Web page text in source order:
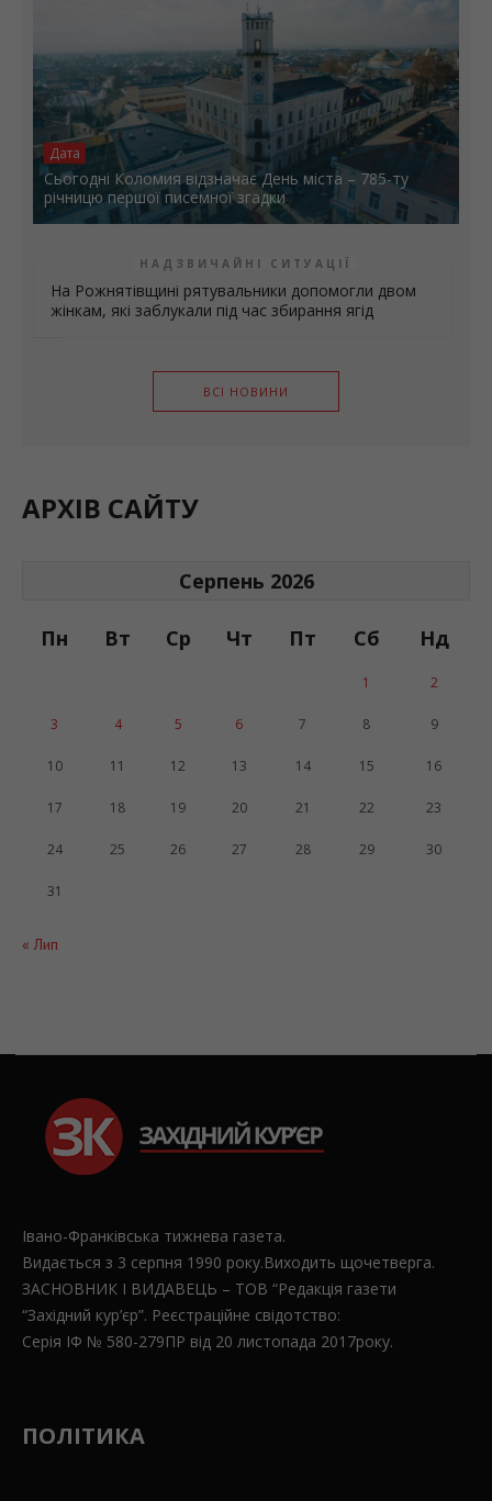
Дата
Сьогодні Коломия відзначає День міста – 785-ту
річницю першої писемної згадки
НАДЗВИЧАЙНІ СИТУАЦІЇ
На Рожнятівщині рятувальники допомогли двом
жінкам, які заблукали під час збирання ягід
ВСІ НОВИНИ
АРХІВ САЙТУ
Серпень 2026
Пн Вт Ср Чт Пт Сб Нд
« Лип
1 2
3 4 5 6 7 8 9
10 11 12 13 14 15 16
17 18 19 20 21 22 23
24 25 26 27 28 29 30
31
Івано-Франківська тижнева газета.
Видається з 3 серпня 1990 року.Виходить щочетверга.
ЗАСНОВНИК І ВИДАВЕЦЬ – ТОВ “Редакція газети
“Західний кур’єр”. Реєстраційне свідотство:
Серія ІФ № 580-279ПР від 20 листопада 2017року.
ПОЛІТИКА